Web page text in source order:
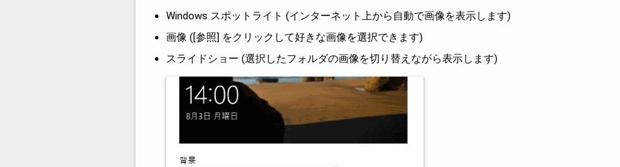
Windows スポットライト (インターネット上から自動で画像を表示します)
画像 ([参照] をクリックして好きな画像を選択できます)
スライドショー (選択したフォルダの画像を切り替えながら表示します)